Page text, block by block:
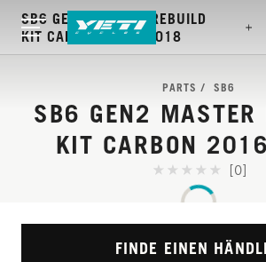
SB6 GEN2 MASTER REBUILD
KIT CARBON 2016-2018
PARTS SB6
SB6 GEN2 MASTER
KIT CARBON
[0]
FINDE EINEN